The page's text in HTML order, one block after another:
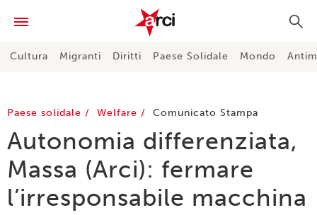
Cultura Migranti Diritti Paese Solidale Mondo
Paese solidale Welfare Comunicato Stampa
Autonomia differenziata,
Massa (Arci): fermare
l’irresponsabile macchina